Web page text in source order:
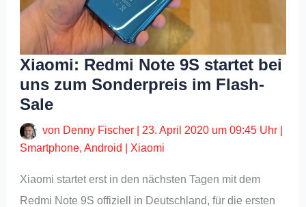
Xiaomi: Redmi Note 9S startet bei
uns zum Sonderpreis im Flash-
Sale
von Denny Fischer 23. April 2020 um 09:45 Uhr
Smartphone,Android Xiaomi
Xiaomi startet erst in den nächsten Tagen mit dem
Redmi Note 9S offiziell in Deutschland, für die ersten